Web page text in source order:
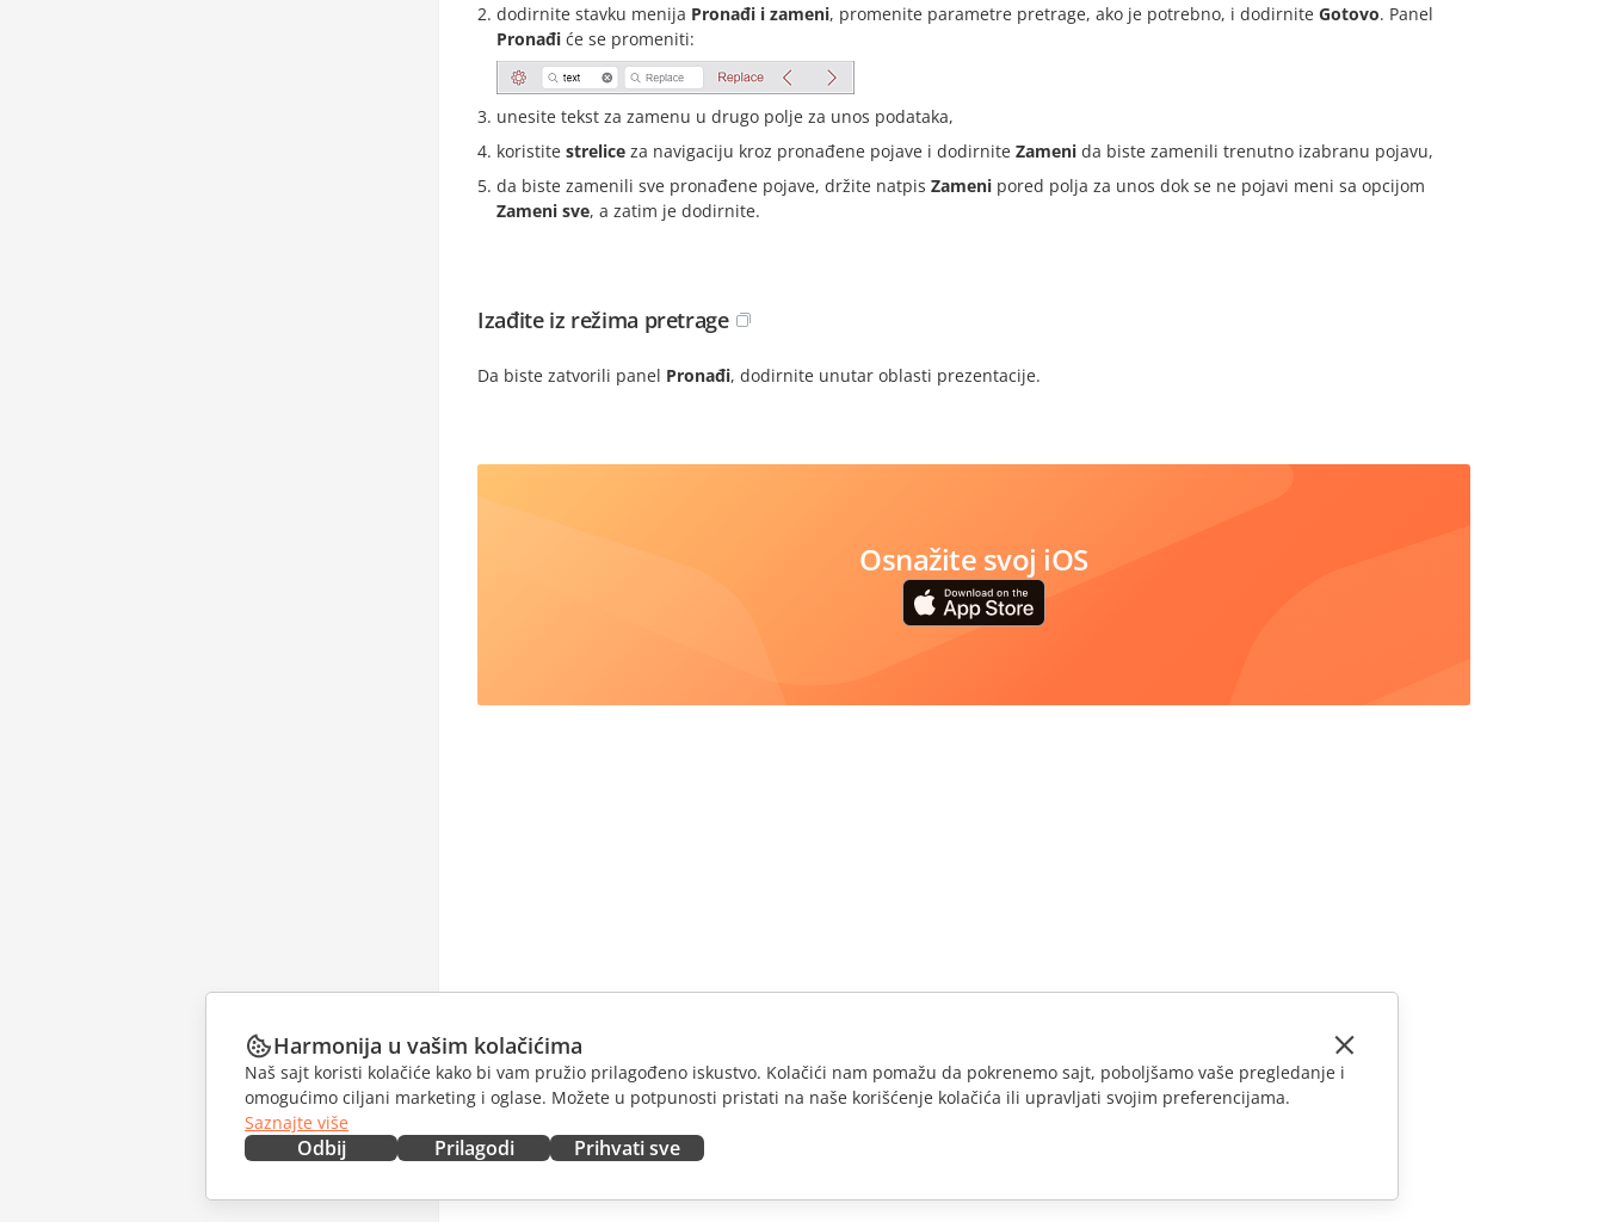
dodirnite stavku menija Pronađi i zameni, promenite parametre pretrage, ako je potrebno, i dodirnite Gotovo. Panel
Pronađi će se promeniti:
unesite tekst za zamenu u drugo polje za unos podataka,
koristite strelice za navigaciju kroz pronađene pojave i dodirnite Zameni da biste zamenili trenutno izabranu pojavu,
da biste zamenili sve pronađene pojave, držite natpis Zameni pored polja za unos dok se ne pojavi meni sa opcijom
Zameni sve, a zatim je dodirnite.
Izađite iz režima pretrage
Da biste zatvorili panel Pronađi, dodirnite unutar oblasti prezentacije.
Osnažite svoj iOS
Harmonija u vašim kolačićima
Naš sajt koristi kolačiće kako bi vam pružio prilagođeno iskustvo. Kolačići nam pomažu da pokrenemo sajt, poboljšamo vaše pregledanje i
omogućimo ciljani marketing i oglase. Možete u potpunosti pristati na naše korišćenje kolačića ili upravljati svojim preferencijama.
Saznajte više
Odbij Prilagodi Prihvati sve